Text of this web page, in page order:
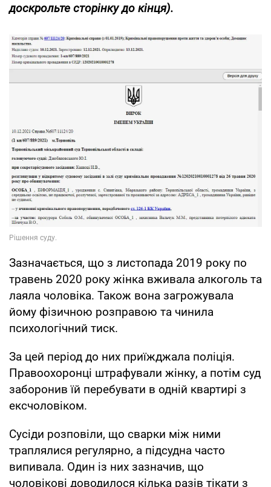
доскрольте сторінку до кінця).
Зазначається, що з листопада 2019 року по
травень 2020 року жінка вживала алкоголь та
лаяла чоловіка. Також вона загрожувала
йому фізичною розправою та чинила
психологічний тиск.
За цей період до них приїжджала поліція.
Правоохоронці штрафували жінку, а потім суд
заборонив їй перебувати в одній квартирі з
ексчоловіком.
Сусіди розповіли, що сварки між ними
траплялися регулярно, а підсудна часто
випивала. Один із них зазначив, що
чоловікові доводилося кілька разів тікати з